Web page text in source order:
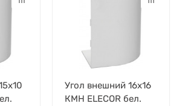
Угол внешний 16х16
КМН ELECOR бел.